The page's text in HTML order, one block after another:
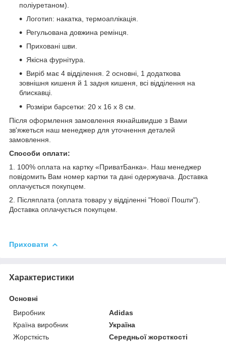
поліуретаном).
Логотип: накатка, термоаплікація.
Регульована довжина ремінця.
Приховані шви.
Якісна фурнітура.
Виріб має 4 відділення. 2 основні, 1 додаткова
зовнішня кишеня й 1 задня кишеня, всі відділення на
блискавці.
Розміри барсетки: 20 х 16 х 8 см.
Після оформлення замовлення якнайшвидше з Вами
зв'яжеться наш менеджер для уточнення деталей
замовлення.
Способи оплати:
1. 100% оплата на картку «ПриватБанка». Наш менеджер
повідомить Вам номер картки та дані одержувача. Доставка
оплачується покупцем.
2. Післяплата (оплата товару у відділенні "Нової Пошти").
Доставка оплачується покупцем.
Приховати
Характеристики
Основні
Виробник
Adidas
Країна виробник
Україна
Жорсткість
Середньої жорсткості